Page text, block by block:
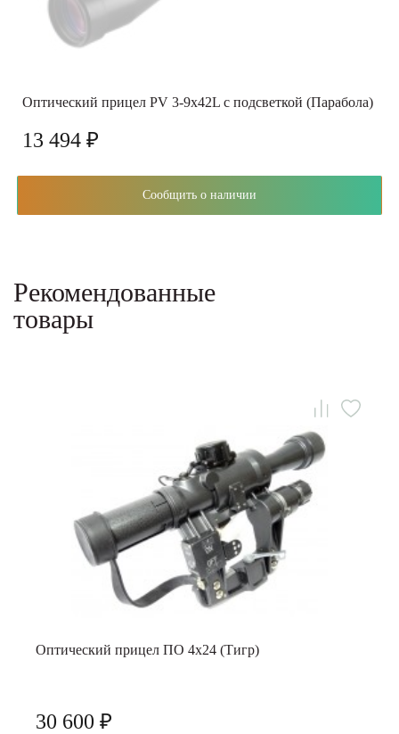
Оптический прицел PV 3-9x42L с подсветкой (Парабола)
13 494 ₽
Сообщить о наличии
Рекомендованные
товары
Оптический прицел ПО 4х24 (Тигр)
30 600 ₽